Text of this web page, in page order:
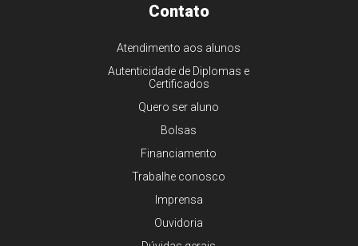
Contato
Atendimento aos alunos
Autenticidade de Diplomas e
Certificados
Quero ser aluno
Bolsas
Financiamento
Trabalhe conosco
Imprensa
Ouvidoria